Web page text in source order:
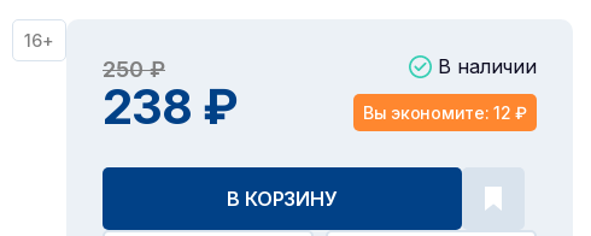
16+
250 ₽
238 ₽
В наличии
Вы экономите: 12 ₽
В КОРЗИНУ